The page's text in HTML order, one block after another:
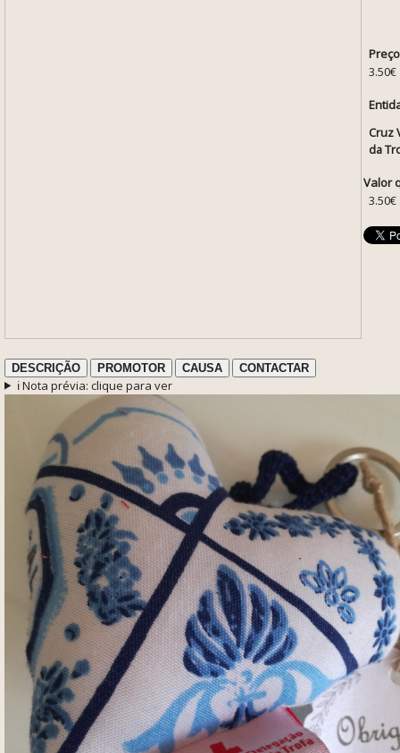
3.50€
Cruz
da
Valor
3.50€
DESCRIÇÃO PROMOTOR CAUSA CONTACTAR
ℹ️ Nota prévia: clique para ver